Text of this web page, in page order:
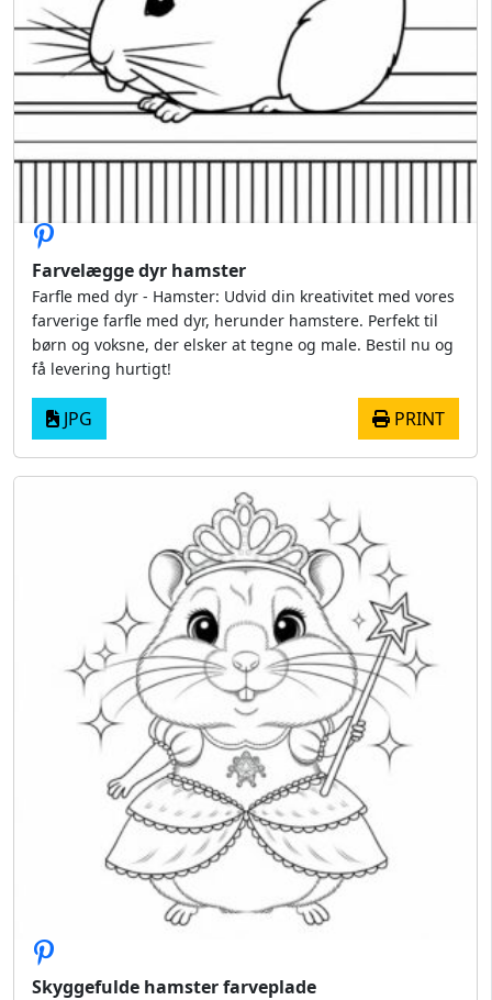
Farvelægge dyr hamster
Farfle med dyr - Hamster: Udvid din kreativitet med vores
farverige farfle med dyr, herunder hamstere. Perfekt til
børn og voksne, der elsker at tegne og male. Bestil nu og
få levering hurtigt!
JPG PRINT
Skyggefulde hamster farveplade